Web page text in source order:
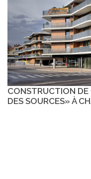
CONSTRUCTION
DES SOURCES» À